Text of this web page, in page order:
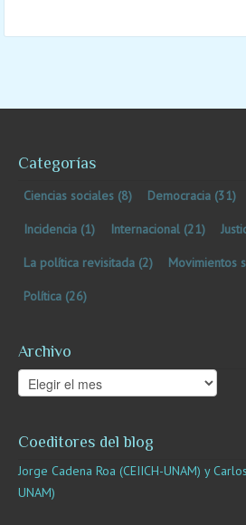
Categorías
Ciencias sociales (8) Democracia (31)
Incidencia (1) Internacional (21)
La política revisitada (2) Movimientos
Política (26)
Archivo
Archivo
Coeditores del blog
Jorge Cadena Roa (CEIICH-UNAM) y
UNAM)